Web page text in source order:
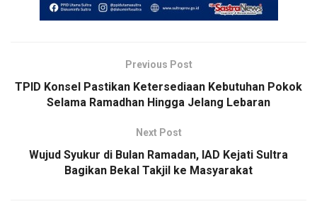
Previous Post
TPID Konsel Pastikan Ketersediaan Kebutuhan Pokok
Selama Ramadhan Hingga Jelang Lebaran
Next Post
Wujud Syukur di Bulan Ramadan, IAD Kejati Sultra
Bagikan Bekal Takjil ke Masyarakat